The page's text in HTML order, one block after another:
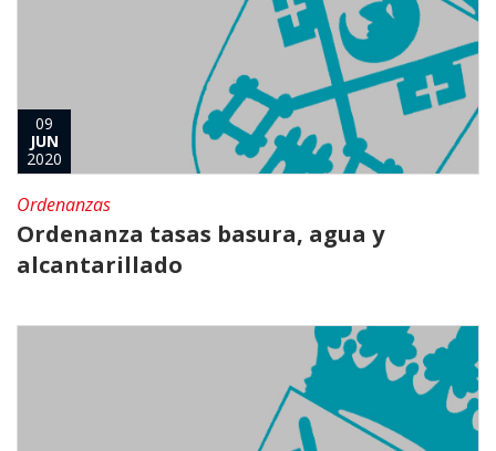
09
JUN
2020
Ordenanzas
Ordenanza tasas basura, agua y
alcantarillado